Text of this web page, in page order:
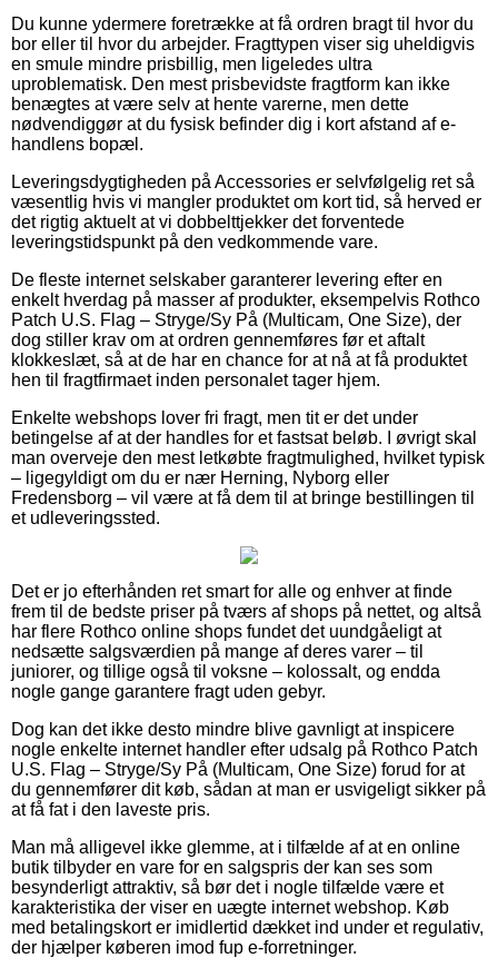
Du kunne ydermere foretrække at få ordren bragt til hvor du
bor eller til hvor du arbejder. Fragttypen viser sig uheldigvis
en smule mindre prisbillig, men ligeledes ultra
uproblematisk. Den mest prisbevidste fragtform kan ikke
benægtes at være selv at hente varerne, men dette
nødvendiggør at du fysisk befinder dig i kort afstand af e-
handlens bopæl.
Leveringsdygtigheden på Accessories er selvfølgelig ret så
væsentlig hvis vi mangler produktet om kort tid, så herved er
det rigtig aktuelt at vi dobbelttjekker det forventede
leveringstidspunkt på den vedkommende vare.
De fleste internet selskaber garanterer levering efter en
enkelt hverdag på masser af produkter, eksempelvis Rothco
Patch U.S. Flag – Stryge/Sy På (Multicam, One Size), der
dog stiller krav om at ordren gennemføres før et aftalt
klokkeslæt, så at de har en chance for at nå at få produktet
hen til fragtfirmaet inden personalet tager hjem.
Enkelte webshops lover fri fragt, men tit er det under
betingelse af at der handles for et fastsat beløb. I øvrigt skal
man overveje den mest letkøbte fragtmulighed, hvilket typisk
– ligegyldigt om du er nær Herning, Nyborg eller
Fredensborg – vil være at få dem til at bringe bestillingen til
et udleveringssted.
Det er jo efterhånden ret smart for alle og enhver at finde
frem til de bedste priser på tværs af shops på nettet, og altså
har flere Rothco online shops fundet det uundgåeligt at
nedsætte salgsværdien på mange af deres varer – til
juniorer, og tillige også til voksne – kolossalt, og endda
nogle gange garantere fragt uden gebyr.
Dog kan det ikke desto mindre blive gavnligt at inspicere
nogle enkelte internet handler efter udsalg på Rothco Patch
U.S. Flag – Stryge/Sy På (Multicam, One Size) forud for at
du gennemfører dit køb, sådan at man er usvigeligt sikker på
at få fat i den laveste pris.
Man må alligevel ikke glemme, at i tilfælde af at en online
butik tilbyder en vare for en salgspris der kan ses som
besynderligt attraktiv, så bør det i nogle tilfælde være et
karakteristika der viser en uægte internet webshop. Køb
med betalingskort er imidlertid dækket ind under et regulativ,
der hjælper køberen imod fup e-forretninger.